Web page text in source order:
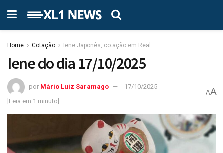
Home Cotação Iene Japonês, cotação em Real
Iene do dia 17/10/2025
por Mário Luiz Saramago
17/10/2025
[Leia em 1 minuto]
AA